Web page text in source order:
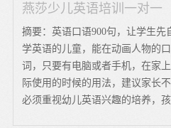
燕莎少儿英语培训一对一
摘要：英语口语900句，让学生
学英语的儿童，能在动画人物的
词，只要有电脑或者手机，在家
际使用的时候的用法，建议家长
必须重视幼儿英语兴趣的培养，